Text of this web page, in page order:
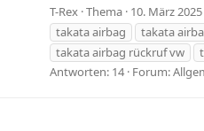
T-Rex Thema 10. März 2025
takata airbag
takata
takata airbag rückruf vw
Antworten: 14 Forum: